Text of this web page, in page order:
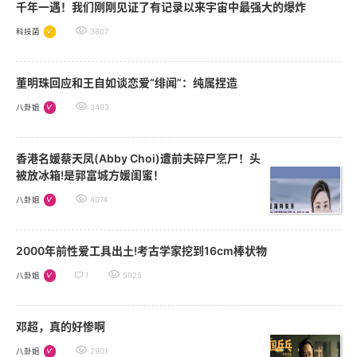
千年一遇！我们刚刚见证了有记录以来宇宙中最强大的爆炸
科技菌 3807
董明珠回应和王自如谈恋爱“绯闻”：纯属捏造​
八卦姐 3493
香港名媛蔡天凤(Abby Choi)遭前夫碎尸烹尸！头
被放冰箱!是郭富城方媛闺蜜！
八卦姐 4074
2000年前性爱工具出土!考古学家挖到16cm棒状物
八卦姐 1 5925
邓超，真的好惨啊
八卦姐 2901